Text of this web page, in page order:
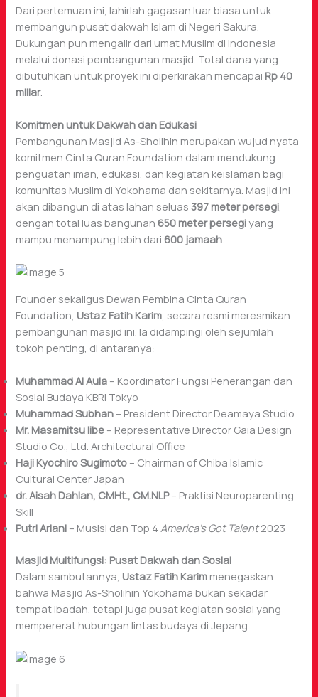
Dari pertemuan ini, lahirlah gagasan luar biasa untuk
membangun pusat dakwah Islam di Negeri Sakura.
Dukungan pun mengalir dari umat Muslim di Indonesia
melalui donasi pembangunan masjid. Total dana yang
dibutuhkan untuk proyek ini diperkirakan mencapai Rp 40
miliar.
Komitmen untuk Dakwah dan Edukasi
Pembangunan Masjid As-Sholihin merupakan wujud nyata
komitmen Cinta Quran Foundation dalam mendukung
penguatan iman, edukasi, dan kegiatan keislaman bagi
komunitas Muslim di Yokohama dan sekitarnya. Masjid ini
akan dibangun di atas lahan seluas397 meter persegi,
dengan total luas bangunan 650 meter persegiyang
mampu menampung lebih dari 600 jamaah.
Founder sekaligus Dewan Pembina Cinta Quran
Foundation, Ustaz Fatih Karim, secara resmi meresmikan
pembangunan masjid ini. Ia didampingi oleh sejumlah
tokoh penting, di antaranya:
Muhammad Al Aula – Koordinator Fungsi Penerangan dan
Sosial Budaya KBRI Tokyo
Muhammad Subhan – President Director Deamaya Studio
Mr. Masamitsu Iibe – Representative Director Gaia Design
Studio Co., Ltd. Architectural Office
Haji Kyochiro Sugimoto – Chairman of Chiba Islamic
Cultural Center Japan
dr. Aisah Dahlan, CMHt., CM.NLP– Praktisi Neuroparenting
Skill
Putri Ariani – Musisi dan Top 4America’s Got Talent2023
Masjid Multifungsi: Pusat Dakwah dan Sosial
Dalam sambutannya, Ustaz Fatih Karim menegaskan
bahwa Masjid As-Sholihin Yokohama bukan sekadar
tempat ibadah, tetapi juga pusat kegiatan sosial yang
mempererat hubungan lintas budaya di Jepang.